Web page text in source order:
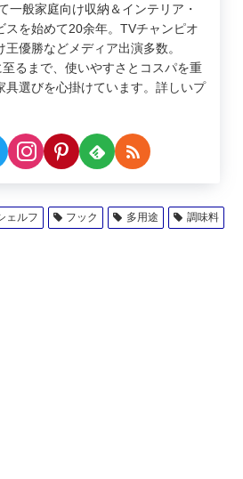
一般家庭向け収納＆インテリア・
スを始めて20余年。TVチャンピオ
優勝などメディア出演多数。
るまで、使いやすさとコスパを重
具選びを心掛けています。詳しいプ
ェルフ フック 多用途
調味料